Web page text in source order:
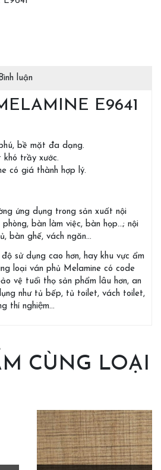
luận
E9641
bề mặt đa dạng.
khó trầy xước.
có giá thành hợp lý.
ứng dụng trong sản xuất nội
bàn làm việc, bàn họp…; nội
bàn ghế, vách ngăn…
sử dụng cao hơn, hay khu vực ẩm
loại ván phủ Melamine có code
vệ tuổi thọ sản phẩm lâu hơn, an
như tủ bếp, tủ toilet, vách toilet,
thí nghiệm…
CÙNG LOẠI